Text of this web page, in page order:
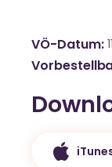
VÖ-Datum